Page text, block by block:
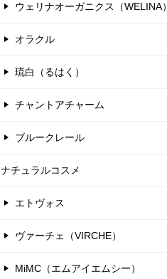
ウェリナオーガニクス（WELINA）
オラクル
琉白（るはく）
チャントアチャーム
ブルークレール
ナチュラルコスメ
エトヴォス
ヴァーチェ（VIRCHE）
MiMC（エムアイエムシー）